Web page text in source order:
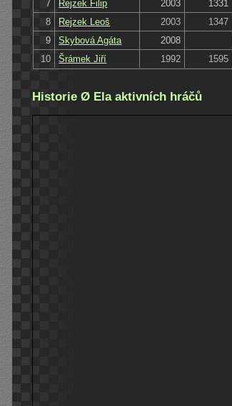
7
Rejzek Filip 2003
1331
8
Rejzek Leoš 2003
1347
9
Skybová Agáta
2008
10
Šrámek Jiří 1992 1595
Historie Ø Ela aktivních hráčů